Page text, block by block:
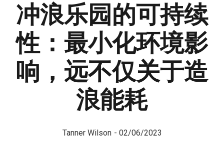
冲浪乐园的可持续
性：最小化环境影
响，远不仅关于造
浪能耗
Tanner Wilson - 02/06/2023